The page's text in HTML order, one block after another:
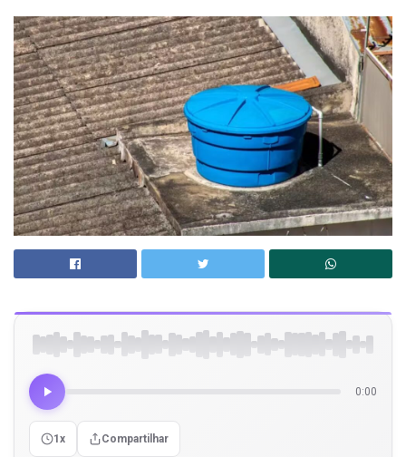
0:00
1x Compartilhar